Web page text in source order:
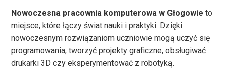
Nowoczesna pracownia komputerowa w Głogowie to
miejsce, które łączy świat nauki i praktyki. Dzięki
nowoczesnym rozwiązaniom uczniowie mogą uczyć się
programowania, tworzyć projekty graficzne, obsługiwać
drukarki 3D czy eksperymentować z robotyką.